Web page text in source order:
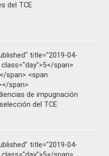
del TCE
title="2019-04-
span>
span> <span
span>
de impugnación
del TCE
title="2019-04-